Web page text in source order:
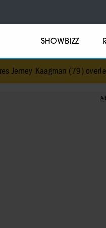
SHOWBIZZ
(79) overleden•Barbra